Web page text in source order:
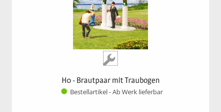
H0 - Brautpaar mit Traubogen
Bestellartikel - Ab Werk lieferbar